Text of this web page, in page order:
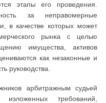
этапы его проведения.
за неправомерные
в качестве которых может
рынка с целью
имущества, активов
как незаконные и
руководства.
арбитражным судьей
изложенных требований,